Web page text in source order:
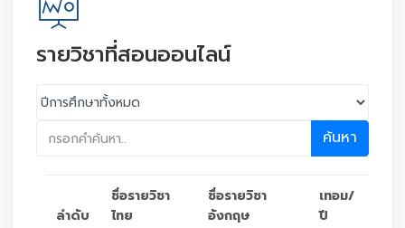
รายวิชาที่สอนออนไลน์
ค้นหา
ลำดับ
ชื่อรายวิชา
ไทย
ชื่อรายวิชา
อังกฤษ
เทอม/
ปี